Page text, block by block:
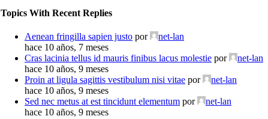
Topics With Recent Replies
Aenean fringilla sapien justo por
net-lan
hace 10 años, 7 meses
Cras lacinia tellus id mauris finibus lacus molestie por
net-lan
hace 10 años, 9 meses
Proin at ligula sagittis vestibulum nisi vitae por
net-lan
hace 10 años, 9 meses
Sed nec metus at est tincidunt elementum por
net-lan
hace 10 años, 9 meses